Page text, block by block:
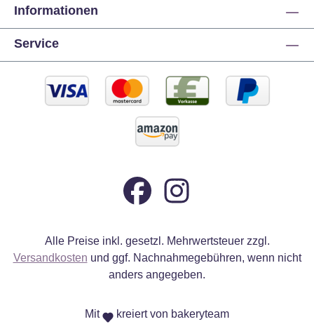
Informationen
Service
Alle Preise inkl. gesetzl. Mehrwertsteuer zzgl.
Versandkosten und ggf. Nachnahmegebühren, wenn nicht
anders angegeben.
Mit kreiert von bakeryteam